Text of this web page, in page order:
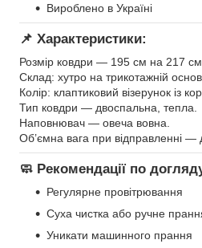
Вироблено в Україні
📌 Характеристики:
Розмір ковдри — 195 см на 217
Склад: хутро на трикотажній
Колір: клаптиковий візерунок із
Тип ковдри — двоспальна, тепла.
Наповнювач — овеча вовна.
Об’ємна вага при відправленні —
🧼 Рекомендації по
Регулярне провітрювання
Суха чистка або ручне
Уникати машинного прання
Україна